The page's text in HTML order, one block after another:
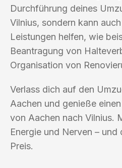
Durchführung deines
Vilnius, sondern kann
Leistungen helfen, wie
Beantragung von
Organisation von
Verlass dich auf den
Aachen und genieße
von Aachen nach Vilnius.
Energie und Nerven – und
Preis.